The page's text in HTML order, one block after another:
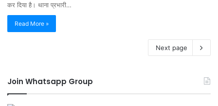
कर दिया है। थाना प्रभारी…
Read More »
Next page
Join Whatsapp Group